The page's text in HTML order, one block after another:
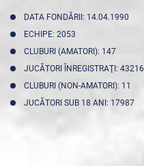
DATA FONDĂRII: 14.04.1990
ECHIPE: 2053
CLUBURI (AMATORI): 147
JUCĂTORI ÎNREGISTRAŢI: 43216
CLUBURI (NON-AMATORI): 11
JUCĂTORI SUB 18 ANI: 17987